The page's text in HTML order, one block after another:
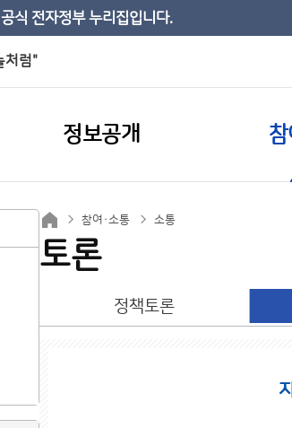
식 전자정부 누리집입니다.
처럼"
정보공개
참여·소통 소통
토론
정책토론